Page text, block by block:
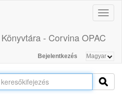
- Corvina OPAC
Bejelentkezés